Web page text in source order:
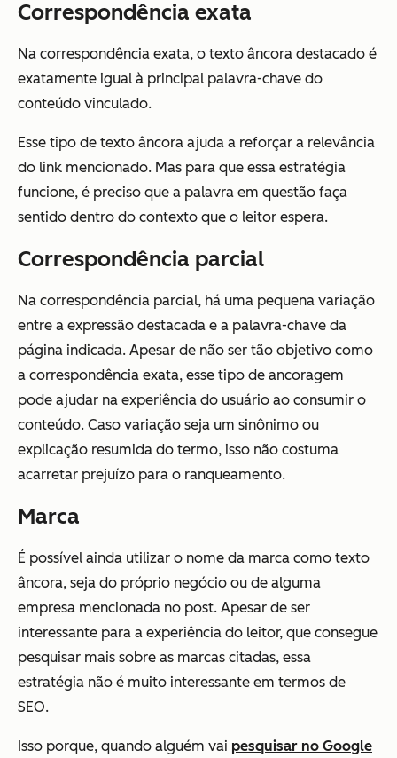
Correspondência exata
Na correspondência exata, o texto âncora destacado é
exatamente igual à principal palavra-chave do
conteúdo vinculado.
Esse tipo de texto âncora ajuda a reforçar a relevância
do link mencionado. Mas para que essa estratégia
funcione, é preciso que a palavra em questão faça
sentido dentro do contexto que o leitor espera.
Correspondência parcial
Na correspondência parcial, há uma pequena variação
entre a expressão destacada e a palavra-chave da
página indicada. Apesar de não ser tão objetivo como
a correspondência exata, esse tipo de ancoragem
pode ajudar na experiência do usuário ao consumir o
conteúdo. Caso variação seja um sinônimo ou
explicação resumida do termo, isso não costuma
acarretar prejuízo para o ranqueamento.
Marca
É possível ainda utilizar o nome da marca como texto
âncora, seja do próprio negócio ou de alguma
empresa mencionada no post. Apesar de ser
interessante para a experiência do leitor, que consegue
pesquisar mais sobre as marcas citadas, essa
estratégia não é muito interessante em termos de
SEO.
Isso porque, quando alguém vai pesquisar no Google